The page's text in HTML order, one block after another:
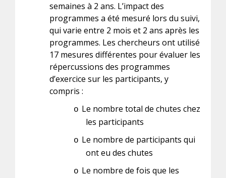
semaines à 2 ans. L’impact des
programmes a été mesuré lors du suivi,
qui varie entre 2 mois et 2 ans après les
programmes. Les chercheurs ont utilisé
17 mesures différentes pour évaluer les
répercussions des programmes
d’exercice sur les participants, y
compris :
o Le nombre total de chutes chez
les participants
o Le nombre de participants qui
ont eu des chutes
o Le nombre de fois que les